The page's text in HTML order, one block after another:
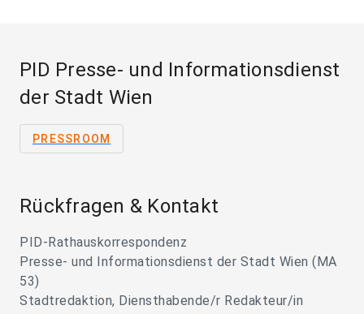
PID Presse- und Informationsdienst
der Stadt Wien
PRESSROOM
Rückfragen & Kontakt
PID-Rathauskorrespondenz
Presse- und Informationsdienst der Stadt Wien (MA
53)
Stadtredaktion, Diensthabende/r Redakteur/in